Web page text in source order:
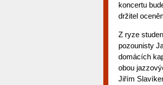
koncertu
držitel
Z ryze
pozounisty
domácích
obou
Jiřím